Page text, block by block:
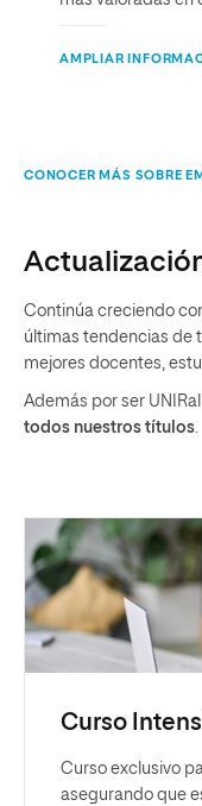
AMPLIAR
CONOCER MÁS SOBRE
Continúa creciendo
últimas tendencias de
mejores docentes,
Además por ser
todos nuestros títulos.
Curso
Curso exclusivo
asegurando que